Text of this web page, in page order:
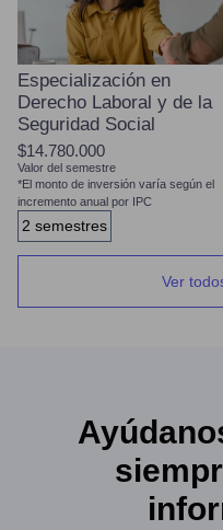
Especialización en
Derecho Laboral y de la
Seguridad Social
$14.780.000
Valor del semestre
*El monto de inversión varía según el
incremento anual por IPC
2 semestres
Ver